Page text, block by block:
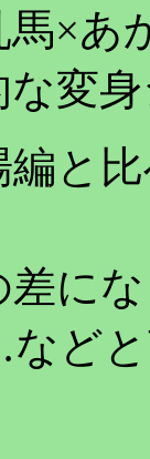
×あ
変
と
に
どと